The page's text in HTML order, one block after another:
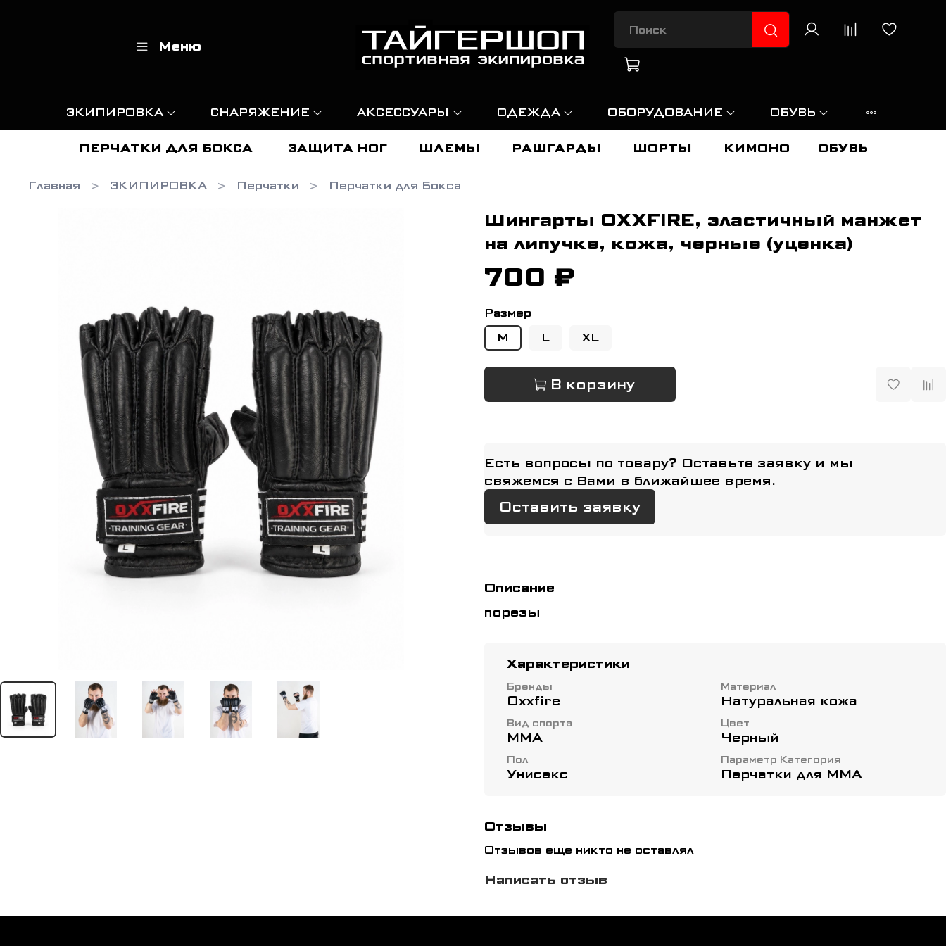
Меню
ЭКИПИРОВКА СНАРЯЖЕНИЕ АКСЕССУАРЫ ОДЕЖДА ОБОРУДОВАНИЕ ОБУВЬ
ПЕРЧАТКИ ДЛЯ БОКСА ЗАЩИТА НОГ ШЛЕМЫ РАШГАРДЫ ШОРТЫ КИМОНО ОБУВЬ
Главная ЭКИПИРОВКА Перчатки Перчатки для Бокса
Шингарты OXXFIRE, эластичный манжет
на липучке, кожа, черные (уценка)
700 ₽
Размер
M
L XL
В корзину
Есть вопросы по товару? Оставьте заявку и мы
свяжемся с Вами в ближайшее время.
Оставить заявку
Описание
порезы
Характеристики
Бренды
Oxxfire
Материал
Натуральная кожа
Вид спорта
ММА
Цвет
Черный
Пол
Унисекс
Параметр Категория
Перчатки для ММА
Отзывы
Отзывов еще никто не оставлял
Написать отзыв